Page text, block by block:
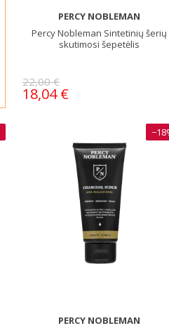
PERCY NOBLEMAN
Percy Nobleman Sintetinių šerių
skutimosi šepetėlis
22,00 €
18,04 €
PERCY NOBLEMAN